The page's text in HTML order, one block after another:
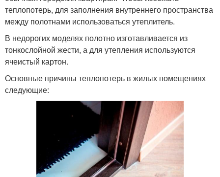
теплопотерь, для заполнения внутреннего пространства
между полотнами использоваться утеплитель.
В недорогих моделях полотно изготавливается из
тонкослойной жести, а для утепления используются
ячеистый картон.
Основные причины теплопотерь в жилых помещениях
следующие: